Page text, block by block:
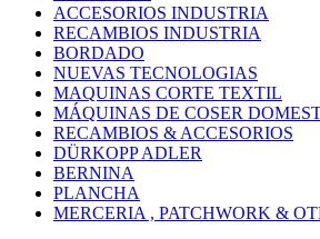
ACCESORIOS INDUSTRIA
RECAMBIOS INDUSTRIA
BORDADO
NUEVAS TECNOLOGIAS
MAQUINAS CORTE TEXTIL
MÁQUINAS DE COSER
RECAMBIOS & ACCESORIOS
DÜRKOPP ADLER
BERNINA
PLANCHA
MERCERIA , PATCHWORK &